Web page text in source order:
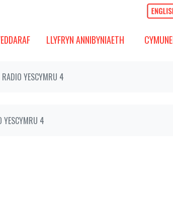
IS-FWYDLENLLYFRYN ANNIBYNIAETH CYMUNED
RADIO YESCYMRU 4
YESCYMRU 4